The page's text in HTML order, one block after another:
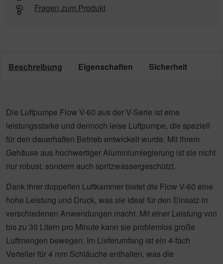
Fragen zum Produkt
Beschreibung Eigenschaften Sicherheit
Die Luftpumpe Flow V-60 aus der V-Serie ist eine
leistungsstarke und dennoch leise Luftpumpe, die speziell
für den dauerhaften Betrieb entwickelt wurde. Mit ihrem
Gehäuse aus hochwertiger Aluminiumlegierung ist sie nicht
nur robust, sondern auch spritzwassergeschützt.
Dank ihrer doppelten Luftkammer bietet die Flow V-60 eine
hohe Leistung und Druck, was sie ideal für den Einsatz in
verschiedenen Anwendungen macht. Mit einer Leistung von
bis zu 30 Litern pro Minute kann sie problemlos große
Luftmengen bewegen. Im Lieferumfang ist ein 4-fach
Verteiler für 4 mm Schläuche enthalten, was die